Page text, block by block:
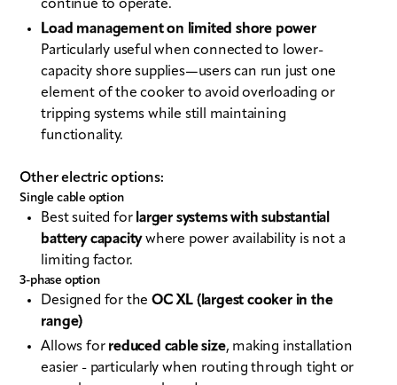
continue to operate.
Load management on limited shore power
Particularly useful when connected to lower-
capacity shore supplies—users can run just one
element of the cooker to avoid overloading or
tripping systems while still maintaining
functionality.
Other electric options:
Single cable option
Best suited for larger systems with substantial
battery capacitywhere power availability is not a
limiting factor.
3-phase option
Designed for the OC XL (largest cooker in the
range)
Allows for reduced cable size, making installation
easier - particularly when routing through tight or